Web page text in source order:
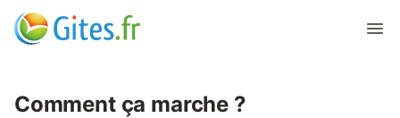
Comment ça marche ?